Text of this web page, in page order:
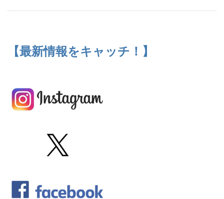
【最新情報をキャッチ！】